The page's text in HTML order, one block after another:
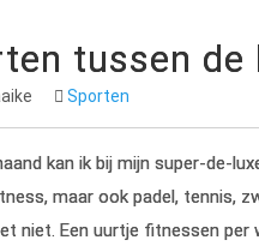
tussen
Sporten
kan ik bij mijn super-de-
maar ook padel, tennis,
niet. Een uurtje fitnessen